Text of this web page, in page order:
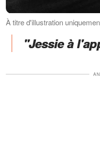
À titre d'illustration
"Jessie à